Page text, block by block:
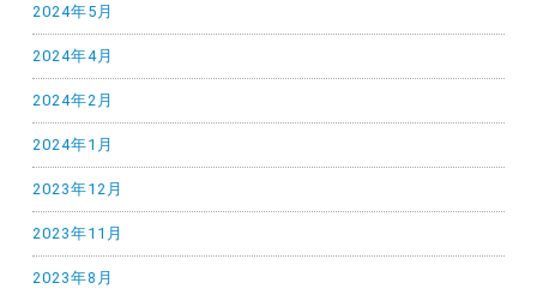
2024年5月
2024年4月
2024年2月
2024年1月
2023年12月
2023年11月
2023年8月